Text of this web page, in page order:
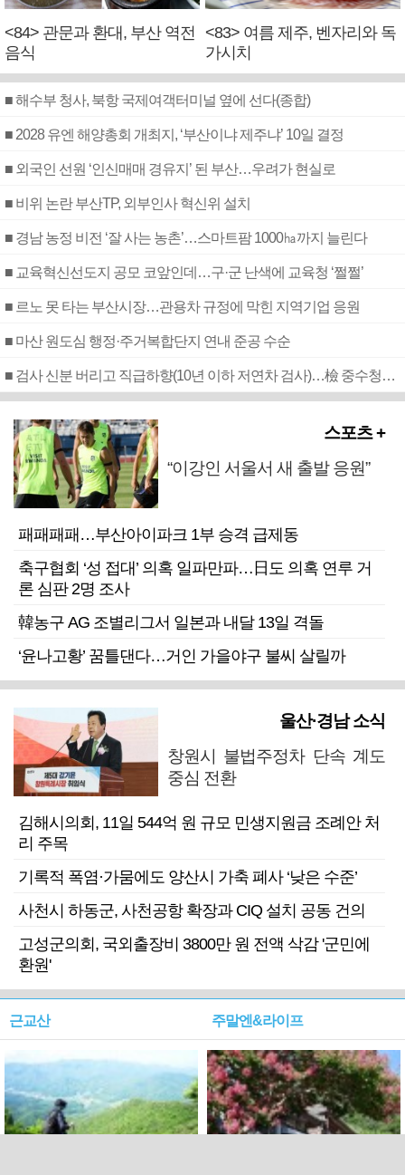
<84> 관문과 환대, 부산 역전
음식
<83> 여름 제주, 벤자리와 독
가시치
■ 해수부 청사, 북항 국제여객터미널 옆에 선다(종합)
■ 2028 유엔 해양총회 개최지, ‘부산이냐 제주냐’ 10일 결정
■ 외국인 선원 ‘인신매매 경유지’ 된 부산…우려가 현실로
■ 비위 논란 부산TP, 외부인사 혁신위 설치
■ 경남 농정 비전 ‘잘 사는 농촌’…스마트팜 1000㏊까지 늘린다
■ 교육혁신선도지 공모 코앞인데…구·군 난색에 교육청 ‘쩔쩔’
■ 르노 못 타는 부산시장…관용차 규정에 막힌 지역기업 응원
■ 마산 원도심 행정·주거복합단지 연내 준공 수순
■ 검사 신분 버리고 직급하향(10년 이하 저연차 검사)…檢 중수청행 기피
스포츠 +
“이강인 서울서 새 출발 응원”
패패패패…부산아이파크 1부 승격 급제동
축구협회 ‘성 접대’ 의혹 일파만파…日도 의혹 연루 거
론 심판 2명 조사
韓농구 AG 조별리그서 일본과 내달 13일 격돌
‘윤나고황’ 꿈틀댄다…거인 가을야구 불씨 살릴까
울산·경남 소식
창원시 불법주정차 단속 계도
중심 전환
김해시의회, 11일 544억 원 규모 민생지원금 조례안 처
리 주목
기록적 폭염·가뭄에도 양산시 가축 폐사 ‘낮은 수준’
사천시 하동군, 사천공항 확장과 CIQ 설치 공동 건의
고성군의회, 국외출장비 3800만 원 전액 삭감 '군민에
환원'
근교산 주말엔&라이프